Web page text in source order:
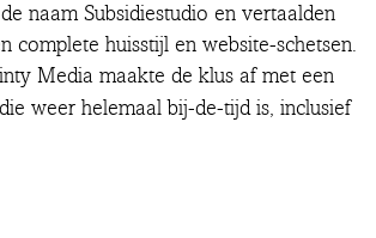
naam Subsidiestudio en vertaalden
complete huisstijl en website-schetsen.
Media maakte de klus af met een
weer helemaal bij-de-tijd is, inclusief